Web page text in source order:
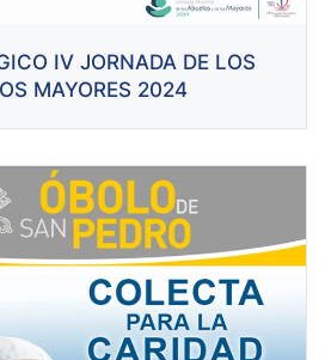
IV JORNADA DE LOS
MAYORES 2024